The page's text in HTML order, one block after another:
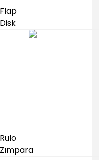
Flap
Disk
Rulo
Zımpara